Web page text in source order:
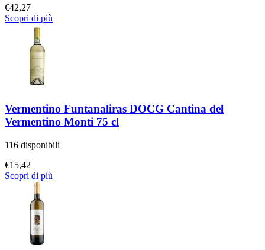
€42,27
Scopri di più
Vermentino Funtanaliras DOCG Cantina del
Vermentino Monti 75 cl
116 disponibili
€15,42
Scopri di più